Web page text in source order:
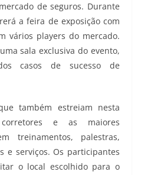
de seguros. Durante
a feira de exposição com
vários players do mercado.
sala exclusiva do evento,
casos de sucesso de
também estreiam nesta
e as maiores
treinamentos, palestras,
e serviços. Os participantes
o local escolhido para o